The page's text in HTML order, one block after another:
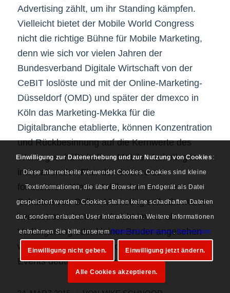
Advertising zählt, um ihr Standing kämpfen.
Vielleicht bietet der Mobile World Congress
nicht die richtige Bühne für Mobile Marketing,
denn wie sich vor vielen Jahren der
Bundesverband Digitale Wirtschaft von der
CeBIT loslöste und mit der Online-Marketing-
Düsseldorf (OMD) und später der dmexco in
Köln das Marketing-Mekka für die
Digitalbranche etablierte, können Konzentration
und Rückbesinnung auf die Kernwerte des
Werbegeschäfts helfen, Mobile Marketing im
internationalen Flair der dmexco zu
fokussieren. Wenn Mobile dann aus dem
Schatten von Online-Marketing selbstbewusst
heraustreten kann, und nicht immer als
Verlängerung oder kleiner Bruder angesehen
wird, wird sich das Standing auf anderen
Events deutlich erhöhen können.
Einwilligung zur Datenerhebung und zur Nutzung von Cookies :
Diese Internetseite verwendet Cookies. Cookies sind kleine
Textinformationen, die über Browser im Endgerät als Datei
gespeichert werden. Cookies stellen keine schadhaften Dateien
dar, sondern erlauben User Interaktionen. Weitere Informationen
entnehmen Sie bitte unseremDatenschutzhinweis.Impressum
Einwilligung nicht geben. Einwilligung jetzt ändern.
Alle Cookies akzeptieren.